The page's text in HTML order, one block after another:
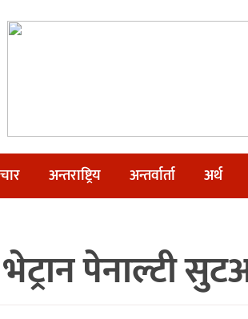
अन्तराष्ट्रिय अन्तर्वार्ता अर्थ
पेनाल्टी